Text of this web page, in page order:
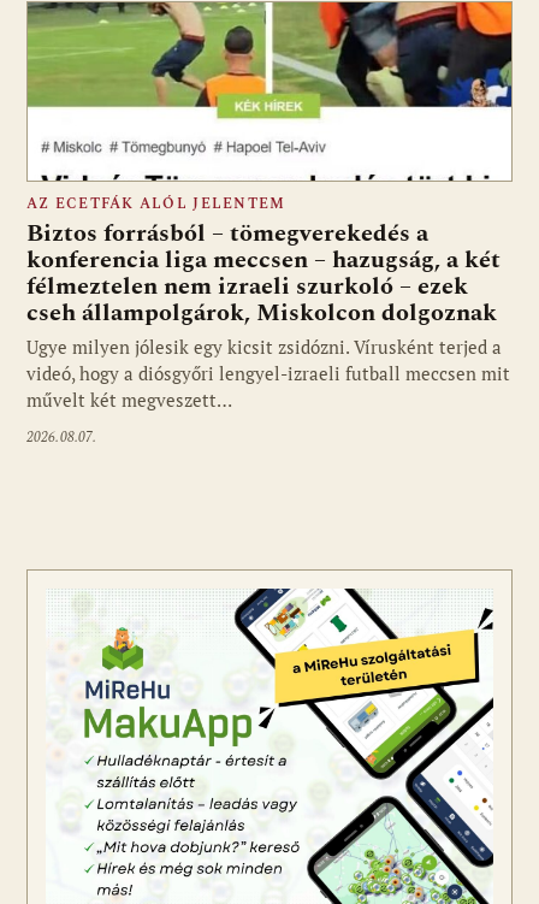
AZ ECETFÁK ALÓL JELENTEM
Biztos forrásból – tömegverekedés a
konferencia liga meccsen – hazugság, a két
félmeztelen nem izraeli szurkoló – ezek
cseh állampolgárok, Miskolcon dolgoznak
Ugye milyen jólesik egy kicsit zsidózni. Vírusként terjed a
videó, hogy a diósgyőri lengyel-izraeli futball meccsen mit
művelt két megveszett…
2026.08.07.